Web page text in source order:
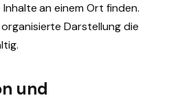
an einem Ort finden.
Darstellung die
und